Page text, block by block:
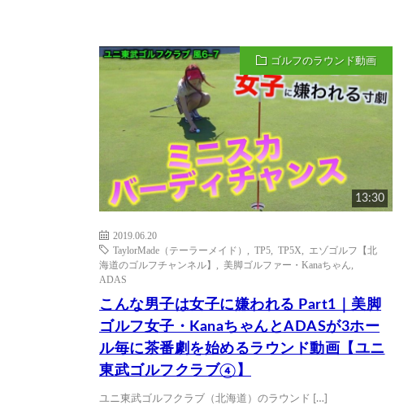
ゴルフのラウンド動画
13:30
2019.06.20
TaylorMade（テーラーメイド）
TP5 TP5X
エゾゴルフ【北
海道のゴルフチャンネル】
美脚ゴルファー・Kanaちゃん
ADAS
こんな男子は女子に嫌われる Part1｜美脚
ゴルフ女子・KanaちゃんとADASが3ホー
ル毎に茶番劇を始めるラウンド動画【ユニ
東武ゴルフクラブ④】
ユニ東武ゴルフクラブ（北海道）のラウンド […]